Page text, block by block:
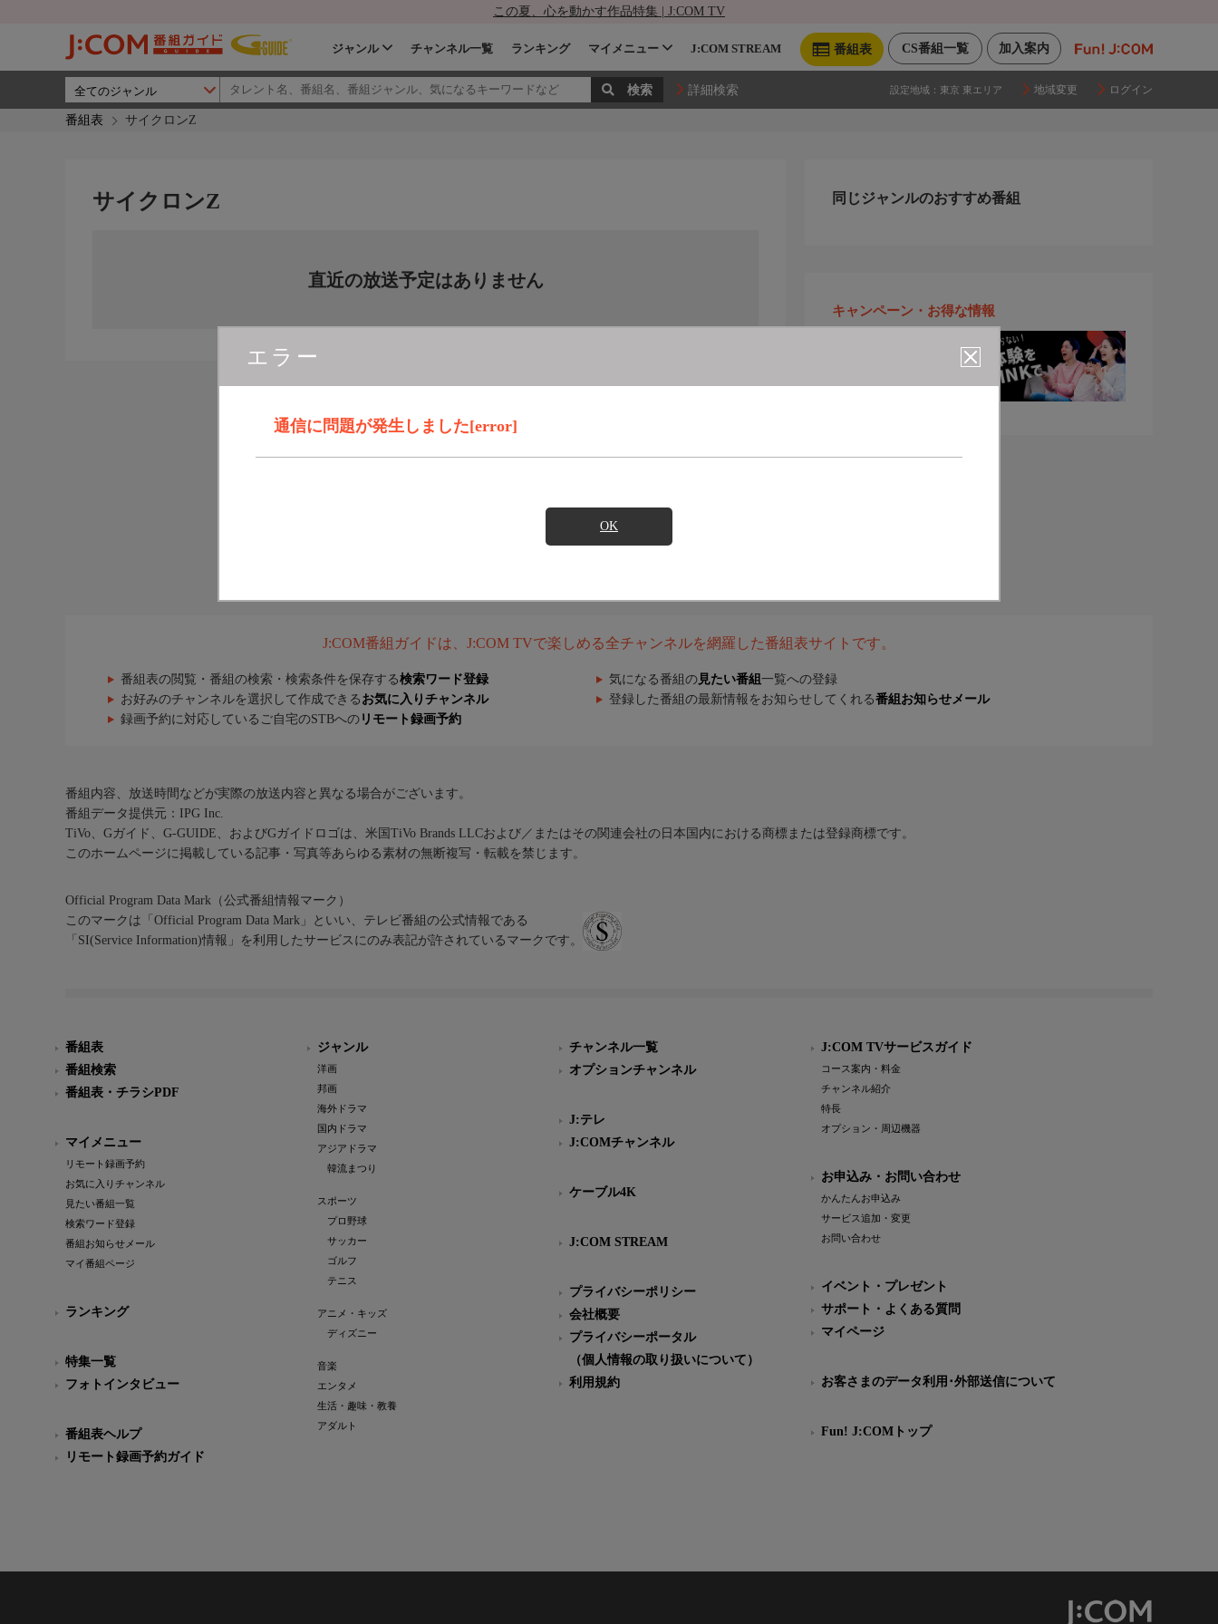
この夏、心を動かす作品特集 | J:COM TV
加入案内
CS番組一覧
番組表
ジャンル チャンネル一覧 ランキング マイメニュー J:COM STREAM
詳細検索 設定地域： 東京 東エリア 地域変更 ログイン
番組表 サイクロンZ
エラー
通信に問題が発生しました[error]
OK
サイクロンZ
直近の放送予定はありません
同じジャンルのおすすめ番組
キャンペーン・お得な情報
J:COM番組ガイドは、J:COM TVで楽しめる全チャンネルを網羅した番組表サイトです。
番組表の閲覧・番組の検索・検索条件を保存する検索ワード登録 気になる番組の 見たい番組 一覧への登録
お好みのチャンネルを選択して作成できる お気に入りチャンネル 登録した番組の最新情報をお知らせしてくれる番組お知らせメール
録画予約に対応しているご自宅のSTBへの リモート録画予約
番組内容、放送時間などが実際の放送内容と異なる場合がございます。
番組データ提供元：IPG Inc.
TiVo、Gガイド、G-GUIDE、およびGガイドロゴは、米国TiVo Brands LLCおよび／またはその関連会社の日本国内における商標または登録商標です。
このホームページに掲載している記事・写真等あらゆる素材の無断複写・転載を禁じます。
Official Program Data Mark（公式番組情報マーク）
このマークは「Official Program Data Mark」といい、テレビ番組の公式情報である
「SI(Service Information)情報」を利用したサービスにのみ表記が許されているマークです。
番組表
番組検索
番組表・チラシPDF
マイメニュー
リモート録画予約
お気に入りチャンネル
見たい番組一覧
検索ワード登録
番組お知らせメール
マイ番組ページ
ランキング
特集一覧
フォトインタビュー
番組表ヘルプ
リモート録画予約ガイド
ジャンル
洋画
邦画
海外ドラマ
国内ドラマ
アジアドラマ
韓流まつり
スポーツ
プロ野球
サッカー
ゴルフ
テニス
アニメ・キッズ
ディズニー
音楽
エンタメ
生活・趣味・教養
アダルト
チャンネル一覧
オプションチャンネル
J:テレ
J:COMチャンネル
ケーブル4K
J:COM STREAM
プライバシーポリシー
会社概要
プライバシーポータル
（個人情報の取り扱いについて）
利用規約
J:COM TVサービスガイド
コース案内・料金
チャンネル紹介
特長
オプション・周辺機器
お申込み・お問い合わせ
かんたんお申込み
サービス追加・変更
お問い合わせ
イベント・プレゼント
サポート・よくある質問
マイページ
お客さまのデータ利用･外部送信について
Fun! J:COMトップ